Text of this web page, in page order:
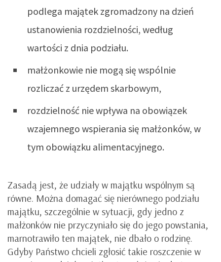
podlega majątek zgromadzony na dzień
ustanowienia rozdzielności, według
wartości z dnia podziału.
małżonkowie nie mogą się wspólnie
rozliczać z urzędem skarbowym,
rozdzielność nie wpływa na obowiązek
wzajemnego wspierania się małżonków, w
tym obowiązku alimentacyjnego.
Zasadą jest, że udziały w majątku wspólnym są
równe. Można domagać się nierównego podziału
majątku, szczególnie w sytuacji, gdy jedno z
małżonków nie przyczyniało się do jego powstania,
marnotrawiło ten majątek, nie dbało o rodzinę.
Gdyby Państwo chcieli zgłosić takie roszczenie w